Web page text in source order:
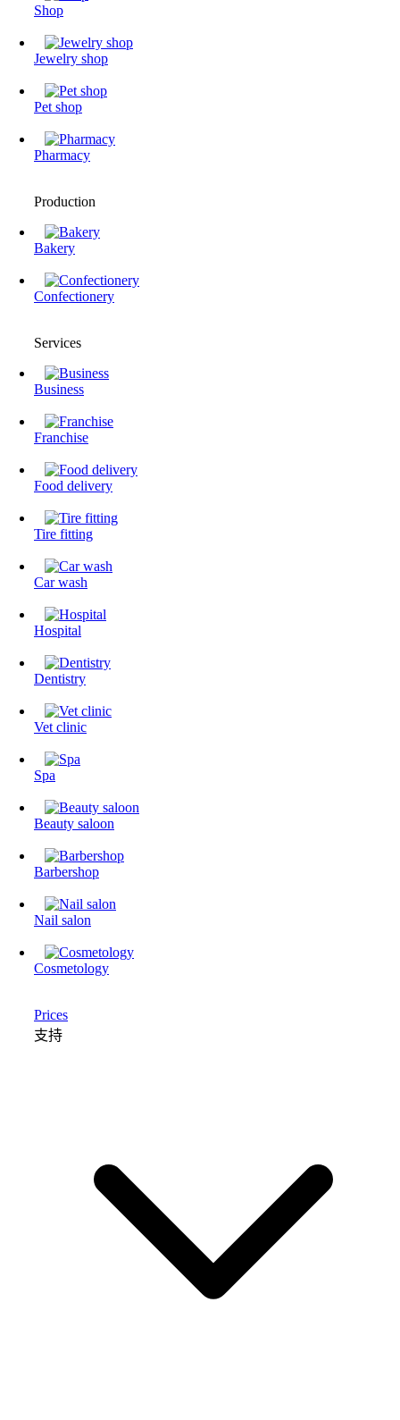
Shop
Jewelry shop
Pet shop
Pharmacy
Production
Bakery
Confectionery
Services
Business
Franchise
Food delivery
Tire fitting
Сar wash
Hospital
Dentistry
Vet clinic
Spa
Beauty saloon
Barbershop
Nail salon
Cosmetology
Prices
支持